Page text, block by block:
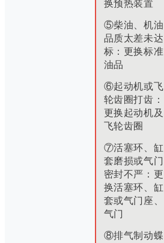
换预热装置
⑤柴油、机油
品质太差未达
标： 更换标准
油品
⑥起动机或飞
轮齿圈打齿：
更换起动机及
飞轮齿圈
⑦活塞环、缸
套磨损或气门
密封不严： 更
换活塞环、缸
套或气门座、
气门
⑧排气制动蝶